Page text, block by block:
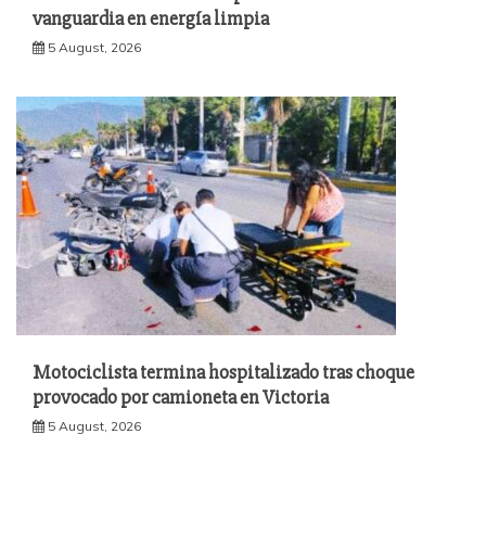
vanguardia en energía limpia
5 August, 2026
Motociclista termina hospitalizado tras choque
provocado por camioneta en Victoria
5 August, 2026